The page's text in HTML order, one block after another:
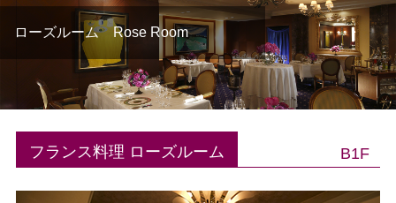
ローズルーム Rose Room
フランス料理 ローズルーム B1F